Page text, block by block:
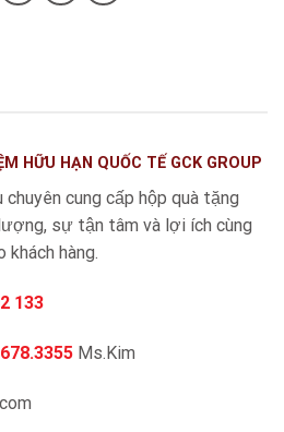
HỮU HẠN QUỐC TẾ GCK GROUP
cung cấp hộp quà tặng
sự tận tâm và lợi ích cùng
hàng.
133
Ms.Kim